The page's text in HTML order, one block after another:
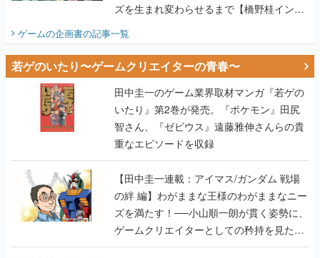
ズを生まれ変わらせるまで【橋野桂インタ
ビュー】
ゲームの企画書の記事一覧
若ゲのいたり〜ゲームクリエイターの青春〜
田中圭一のゲーム業界取材マンガ『若ゲの
いたり』第2巻が発売。『ポケモン』田尻
智さん、『ゼビウス』遠藤雅伸さんらの貴
重なエピソードを収録
【田中圭一連載：アイマス/ガンダム 戦場
の絆 編】わがままな王様のわがままなニー
ズを満たす！──小山順一朗が貫く姿勢に、
ゲームクリエイターとしての矜持を見た
【若ゲのいたり最終回】